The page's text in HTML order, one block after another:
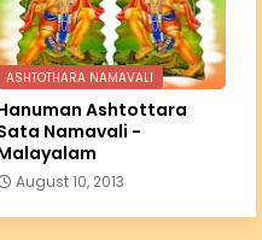
ASHTOTHARA NAMAVALI
Ashtottara
Namavali -
August 10, 2013